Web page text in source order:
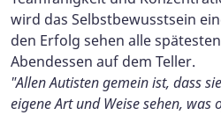
wird das Selbstbewusstsein
den Erfolg sehen alle
Abendessen auf dem Teller.
"Allen Autisten gemein ist, dass
eigene Art und Weise sehen, was